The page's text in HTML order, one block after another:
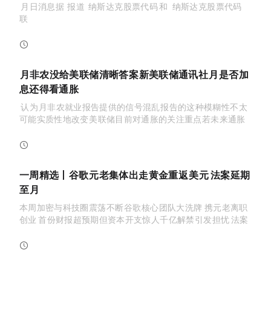
PANews 8月8日消息，据 Globenewswire 报道，Sharplink, Inc.（纳斯达克股票代码：SBET）和 Galaxy Digital Inc.（纳斯达克股票代码：GLXY）
联...
7 月非农没给美联储清晰答案，“新美联储通讯社”：9 月是否加
息还得看通胀
Timiraos 认为，7 月非农就业报告提供的信号混乱，报告的这种模糊性“不太
可能实质性地改变”美联储目前对通胀的关注重点；若未来通胀
决策者支持加息。华尔街经济学家总体认为，这是一份无论鹰
一周精选丨谷歌AI元老集体出走，黄金重返4300美元，CLARITY法案延期
至9月
本周加密与科技圈震荡不断：谷歌AI核心团队大洗牌，Jeff Dean携元老离职
创业；SpaceX首份财报超预期但资本开支惊人，千亿解禁引发担忧；CLARITY法案